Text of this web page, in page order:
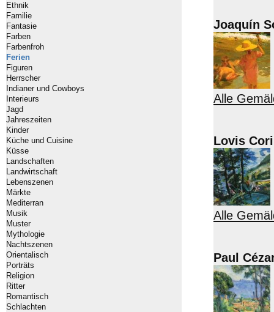
Ethnik
Familie
Fantasie
Farben
Farbenfroh
Ferien
Figuren
Herrscher
Indianer und Cowboys
Interieurs
Jagd
Jahreszeiten
Kinder
Küche und Cuisine
Küsse
Landschaften
Landwirtschaft
Lebenszenen
Märkte
Mediterran
Musik
Muster
Mythologie
Nachtszenen
Orientalisch
Porträts
Religion
Ritter
Romantisch
Schlachten
Joaquín
Alle
Lovis
Alle
Paul